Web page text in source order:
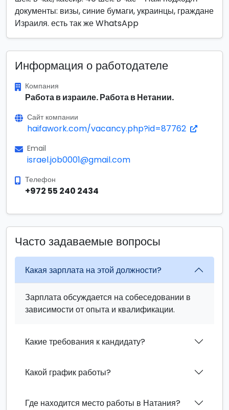
документы: визы, синие бумаги, украинцы, граждане
Израиля. есть так же WhatsApp
Информация о работодателе
Компания
Работа в израиле. Работа в Нетании.
Сайт компании
haifawork.com/vacancy.php?id=87762
Email
israel.job0001@gmail.com
Телефон
+972 55 240 2434
Часто задаваемые вопросы
Какая зарплата на этой должности?
Зарплата обсуждается на собеседовании в
зависимости от опыта и квалификации.
Какие требования к кандидату?
Какой график работы?
Где находится место работы в Натания?